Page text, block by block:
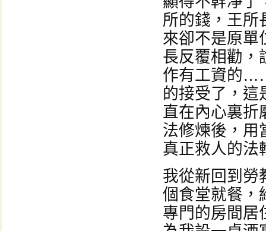
所的錢，王所
來卻不是原單
長反覆相勸，
作有工資的
的接受了，這
直在內心裏折
法修煉後，用
真正救人的法
我從新回到勞
個食堂就餐，
專門的房間居